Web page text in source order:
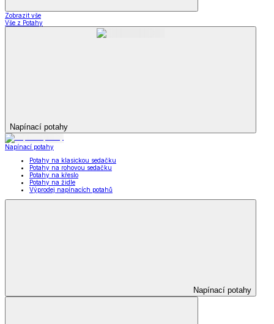
Zobrazit vše
Vše z Potahy
Napínací potahy
Napínací potahy
Potahy na klasickou sedačku
Potahy na rohovou sedačku
Potahy na křeslo
Potahy na židle
Výprodej napínacích potahů
Napínací potahy